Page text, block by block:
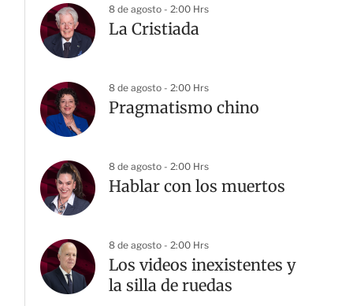
8 de agosto - 2:00 Hrs
La Cristiada
8 de agosto - 2:00 Hrs
Pragmatismo chino
8 de agosto - 2:00 Hrs
Hablar con los muertos
8 de agosto - 2:00 Hrs
Los videos inexistentes y
la silla de ruedas